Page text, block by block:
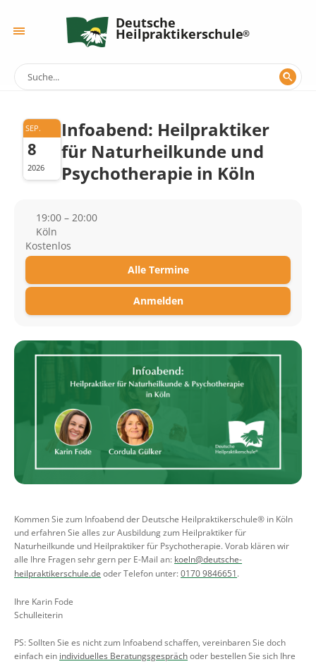
Deutsche
Heilpraktikerschule
SEP.
8
2026
Infoabend: Heilpraktiker
für Naturheilkunde und
Psychotherapie in Köln
19:00 – 20:00
Köln
Kostenlos
Alle Termine
Anmelden
Kommen Sie zum Infoabend der Deutsche Heilpraktikerschule® in Köln
und erfahren Sie alles zur Ausbildung zum Heilpraktiker für
Naturheilkunde und Heilpraktiker für Psychotherapie. Vorab klären wir
alle Ihre Fragen sehr gern per E-Mail an: koeln@deutsche-
heilpraktikerschule.de oder Telefon unter:0170 9846651.
Ihre Karin Fode
Schulleiterin
PS: Sollten Sie es nicht zum Infoabend schaffen, vereinbaren Sie doch
einfach ein individuelles Beratungsgesprächoder bestellen Sie sich Ihre